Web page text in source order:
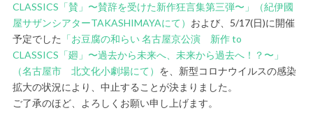
CLASSICS「賛」〜賛辞を受けた新作狂言集第三弾〜」（紀伊國
屋サザンシアターTAKASHIMAYAにて） および、5/17(日)に開催
予定でした 「お豆腐の和らい 名古屋京公演 新作 to
CLASSICS「廻」〜過去から未来へ、未来から過去へ！？〜」
（名古屋市 北文化小劇場にて） を、新型コロナウイルスの感染
拡大の状況により、中止することが決まりました。
ご了承のほど、よろしくお願い申し上げます。